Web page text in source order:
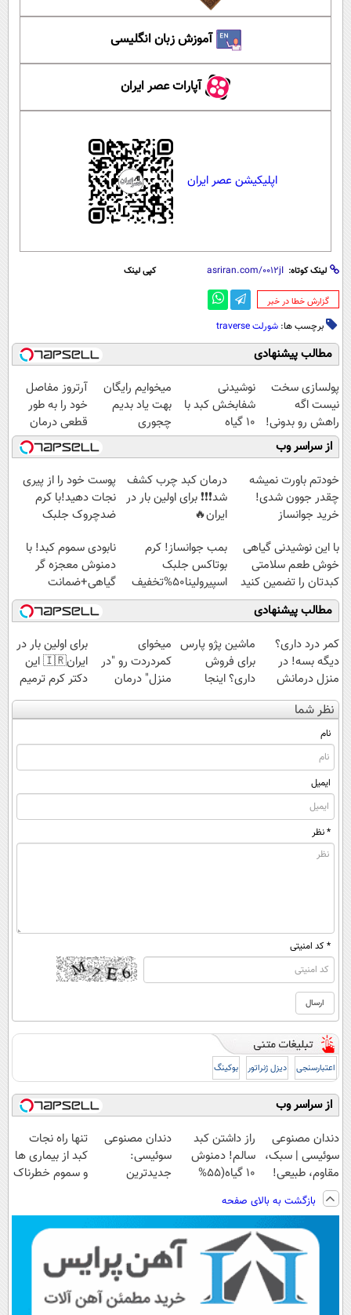
آموزش زبان انگلیسی
آپارات عصر ایران
اپلیکیشن عصر ایران
لینک کوتاه: کپی لینک
‌گزارش خطا در خبر
برچسب ها: شورلت traverse
مطالب پیشنهادی
پولسازی سخت
نیست اگه
راهش رو بدونی!
" دوره رایگان "
نوشیدنی
شفابخش کبد با
10 گیاه
موثر(تخفیف تا
امشب)
میخوایم رایگان
بهت یاد بدیم
چجوری
پولدارشی! باور
نداری امتحانش
مجانیه
آرتروز مفاصل
خود را به طور
قطعی درمان
کنید!
◗پرسش‌نامه◖
از سراسر وب
خودتم باورت نمیشه
چقدر جوون شدی!
خرید جوانساز
ویژه
درمان کبد چرب کشف
شد❗❗❗ برای اولین بار در
ایران🔥
پوست خود را از پیری
نجات دهید!با کرم
ضدچروک جلبک
با این نوشیدنی گیاهی
خوش طعم سلامتی
کبدتان را تضمین کنید
بمب جوانساز! کرم
بوتاکس جلبک
اسپیرولینا50%تخفیف
نابودی سموم کبد! با
دمنوش معجزه گر
گیاهی+ضمانت
مرجوعیfile:///C:/Users
مطالب پیشنهادی
کمر درد داری؟
دیگه بسه! در
منزل درمانش
کن
(◀پرسش‌نامه)
ماشین پژو پارس
برای فروش
داری؟ اینجا
سریع بفروشش
میخوای
کمردردت رو "در
منزل" درمان
کنی؟ (◂فیلم +
◂پرسش‌نامه)
برای اولین بار در
ایران🇮🇷 این
دکتر کرم ترمیم
کننده 23 روزه
ساخت!
نظر شما
نام
ایمیل
* نظر
* کد امنیتی
اعتبارسنجی دیزل ژنراتور بوکینگ
از سراسر وب
دندان مصنوعی
سوئیسی | سبک،
مقاوم، طبیعی!
ویزیت
رایگان+پرداخت
اقساطی😍
راز داشتن کبد
سالم! دمنوش
10 گیاه(55%
دندان مصنوعی
سوئیسی:
جدیدترین
پرداخت قسطی
تنها راه نجات
کبد از بیماری ها
و سموم خطرناک
بازگشت به بالای صفحه